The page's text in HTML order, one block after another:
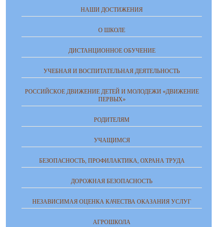
НАШИ ДОСТИЖЕНИЯ
О ШКОЛЕ
ДИСТАНЦИОННОЕ ОБУЧЕНИЕ
УЧЕБНАЯ И ВОСПИТАТЕЛЬНАЯ ДЕЯТЕЛЬНОСТЬ
РОССИЙСКОЕ ДВИЖЕНИЕ ДЕТЕЙ И МОЛОДЕЖИ «ДВИЖЕНИЕ
ПЕРВЫХ»
РОДИТЕЛЯМ
УЧАЩИМСЯ
БЕЗОПАСНОСТЬ, ПРОФИЛАКТИКА, ОХРАНА ТРУДА
ДОРОЖНАЯ БЕЗОПАСНОСТЬ
НЕЗАВИСИМАЯ ОЦЕНКА КАЧЕСТВА ОКАЗАНИЯ УСЛУГ
АГРОШКОЛА